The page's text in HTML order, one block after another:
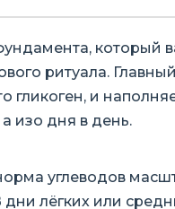
который
ритуала.
гликоген, и
изо дня в день.
углеводов
дни лёгких или